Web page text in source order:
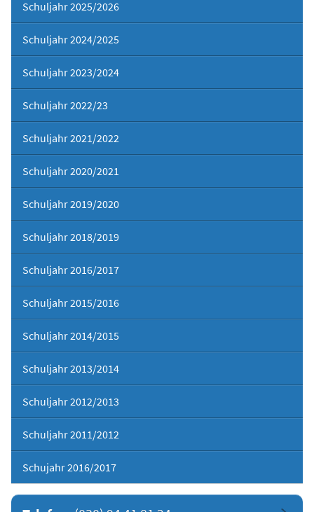
Schuljahr 2025/2026
Schuljahr 2024/2025
Schuljahr 2023/2024
Schuljahr 2022/23
Schuljahr 2021/2022
Schuljahr 2020/2021
Schuljahr 2019/2020
Schuljahr 2018/2019
Schuljahr 2016/2017
Schuljahr 2015/2016
Schuljahr 2014/2015
Schuljahr 2013/2014
Schuljahr 2012/2013
Schuljahr 2011/2012
Schujahr 2016/2017